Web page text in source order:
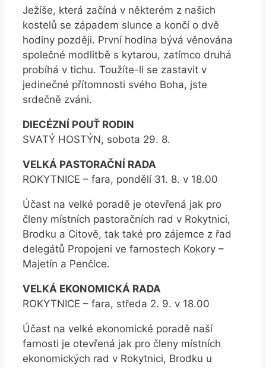
Ježíše, která začíná v některém z našich
kostelů se západem slunce a končí o dvě
hodiny později. První hodina bývá věnována
společné modlitbě s kytarou, zatímco druhá
probíhá v tichu. Toužíte-li se zastavit v
jedinečné přítomnosti svého Boha, jste
srdečně zváni.
DIECÉZNÍ POUŤ RODIN
SVATÝ HOSTÝN, sobota 29. 8.
VELKÁ PASTORAČNÍ RADA
ROKYTNICE – fara, pondělí 31. 8. v 18.00
Účast na velké poradě je otevřená jak pro
členy místních pastoračních rad v Rokytnici,
Brodku a Citově, tak také pro zájemce z řad
delegátů Propojeni ve farnostech Kokory –
Majetín a Penčice.
VELKÁ EKONOMICKÁ RADA
ROKYTNICE – fara, středa 2. 9. v 18.00
Účast na velké ekonomické poradě naší
farnosti je otevřená jak pro členy místních
ekonomických rad v Rokytnici, Brodku u